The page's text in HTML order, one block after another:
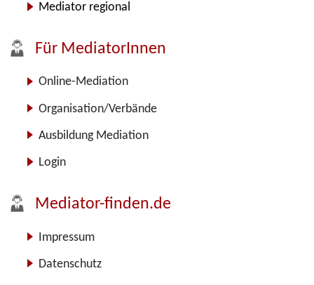
Mediator regional
Für MediatorInnen
Online-Mediation
Organisation/Verbände
Ausbildung Mediation
Login
Mediator-finden.de
Impressum
Datenschutz